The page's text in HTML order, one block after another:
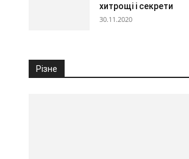
хитрощі і секрети
30.11.2020
Різне